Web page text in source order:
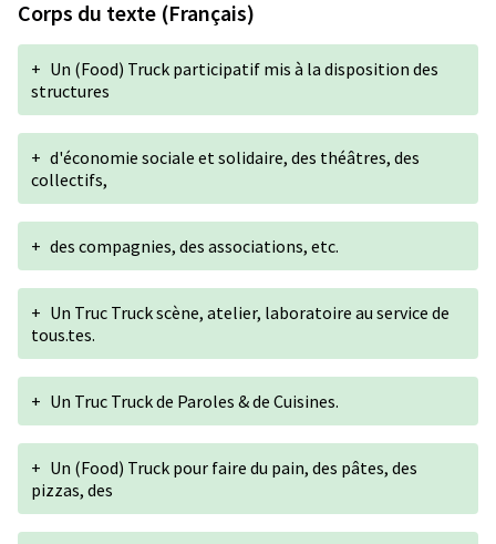
Corps du texte (Français)
+ Un (Food) Truck participatif mis à la disposition des
structures
+ d'économie sociale et solidaire, des théâtres, des
collectifs,
+ des compagnies, des associations, etc.
+ Un Truc Truck scène, atelier, laboratoire au service de
tous.tes.
+ Un Truc Truck de Paroles & de Cuisines.
+ Un (Food) Truck pour faire du pain, des pâtes, des
pizzas, des